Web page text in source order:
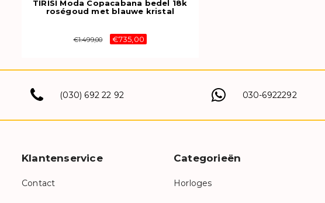
TIRISI Moda Copacabana bedel 18k
roségoud met blauwe kristal
€1.499,00 €735,00
(030) 692 22 92 030-6922292
Klantenservice
Contact
Categorieën
Horloges